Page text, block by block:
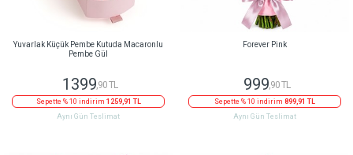
Yuvarlak Küçük Pembe Kutuda Macaronlu
Pembe Gül
1399 ,90 TL
Sepette % 10 indirim 1259,91 TL
Aynı Gün Teslimat
Forever Pink
999,90 TL
Sepette % 10 indirim 899,91 TL
Aynı Gün Teslimat